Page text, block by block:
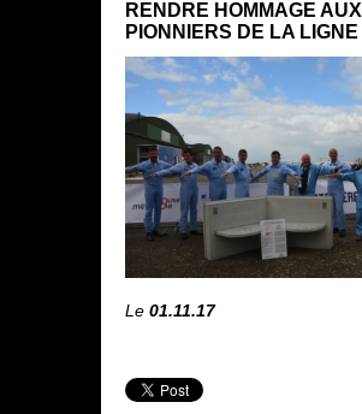
RENDRE HOMMAGE AUX
PIONNIERS DE LA LIGNE
Le 01.11.17